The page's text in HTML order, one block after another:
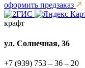
оформить предзаказ
крафт
ул. Солнечная, 36
+7 (939) 753 – 36 – 20